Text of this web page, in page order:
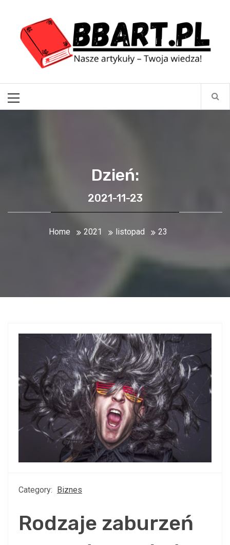
contentBBart.pl
Menu
Dzień:
2021-11-23
Home 2021 listopad 23
Category: Biznes
Rodzaje zaburzeń